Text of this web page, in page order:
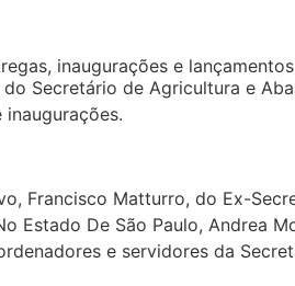
inaugurações e lançamentos
Secretário de Agricultura e
inaugurações.
Francisco Matturro, do Ex-
Estado De São Paulo, Andrea
e servidores da